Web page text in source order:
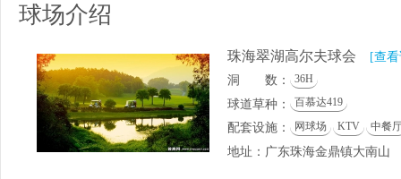
球场介绍
珠海翠湖高尔夫球会
[查
洞 数：
36H
球道草种： 百慕达419
配套设施： 网球场 KTV 中餐
地址：广东珠海金鼎镇大南山